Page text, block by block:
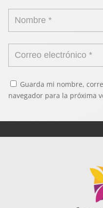
Guarda mi nombre,
navegador para la próxima